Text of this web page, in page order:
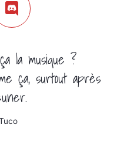
la musique ?
ça, surtout après